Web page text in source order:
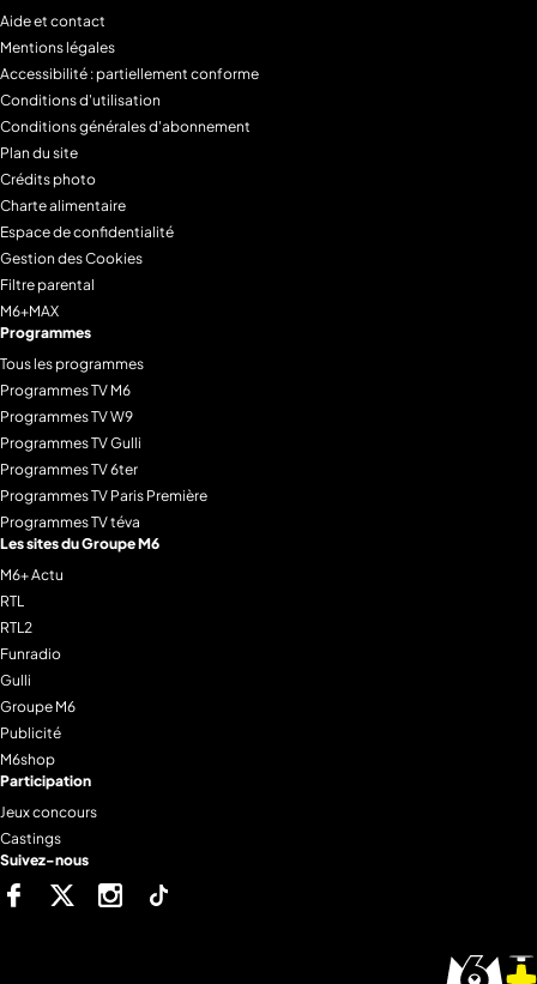
Aide et contact
Mentions légales
Accessibilité : partiellement conforme
Conditions d'utilisation
Conditions générales d'abonnement
Plan du site
Crédits photo
Charte alimentaire
Espace de confidentialité
Gestion des Cookies
Filtre parental
M6+MAX
Programmes
Tous les programmes
Programmes TV M6
Programmes TV W9
Programmes TV Gulli
Programmes TV 6ter
Programmes TV Paris Première
Programmes TV téva
Les sites du Groupe M6
M6+ Actu
RTL
RTL2
Funradio
Gulli
Groupe M6
Publicité
M6shop
Participation
Jeux concours
Castings
Suivez-nous
FacebookTwitter Instagram